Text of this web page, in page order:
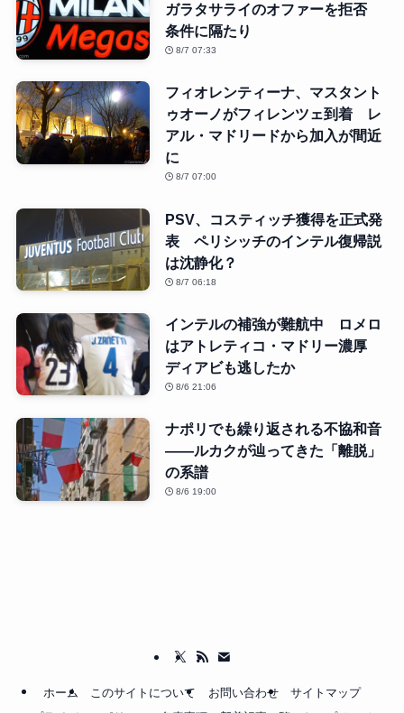
ガラタサライのオファーを拒否
条件に隔たり
8/7 07:33
フィオレンティーナ、マスタント
ゥオーノがフィレンツェ到着 レ
アル・マドリードから加入が間近
に
8/7 07:00
PSV、コスティッチ獲得を正式発
表 ペリシッチのインテル復帰説
は沈静化？
8/7 06:18
インテルの補強が難航中 ロメロ
はアトレティコ・マドリー濃厚
ディアビも逃したか
8/6 21:06
ナポリでも繰り返される不協和音
――ルカクが辿ってきた「離脱」
の系譜
8/6 19:00
ホーム このサイトについて お問い合わせ
サイトマップ